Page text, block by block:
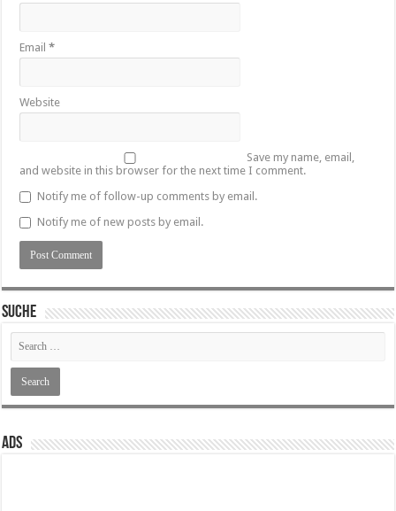
Email*
Website
Save my name, email,
and website in this browser for the next time I comment.
Notify me of follow-up comments by email.
Notify me of new posts by email.
SUCHE
ADS